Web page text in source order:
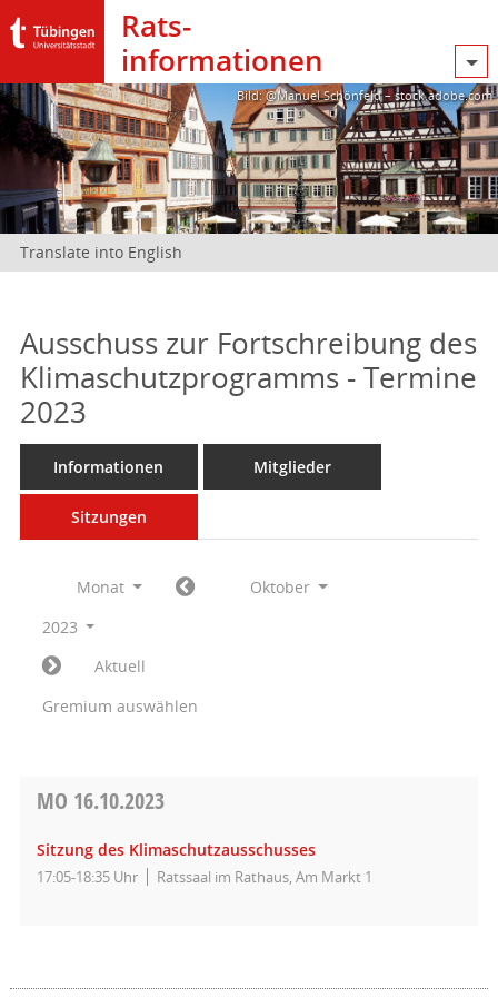
Rats­
informationen
Bild: @Manuel Schönfeld – stock.adobe.com
Translate into English
Ausschuss zur Fortschreibung des
Klimaschutzprogramms - Termine
2023
Informationen Mitglieder
Sitzungen
Monat
Oktober
2023
Aktuell
Gremium auswählen
MO 16.10.2023
Sitzung des Klimaschutzausschusses
17:05-18:35 Uhr Ratssaal im Rathaus, Am Markt 1